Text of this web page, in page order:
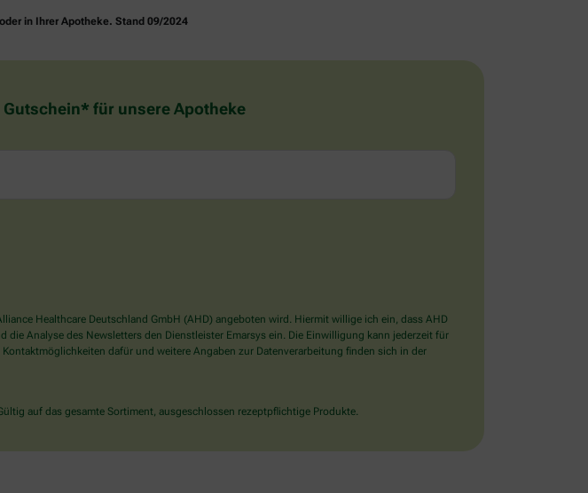
in Ihrer Apotheke. Stand 09/2024
für unsere Apotheke
Healthcare Deutschland GmbH (AHD) angeboten wird. Hiermit willige ich ein, dass AHD
die Analyse des Newsletters den Dienstleister Emarsys ein. Die Einwilligung kann jederzeit für
dafür und weitere Angaben zur Datenverarbeitung finden sich in der
auf das gesamte Sortiment, ausgeschlossen rezeptpflichtige Produkte.